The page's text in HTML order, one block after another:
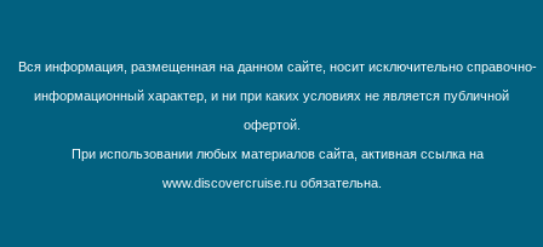
Вся информация, размещенная на данном сайте, носит исключительно справочно-
информационный характер, и ни при каких условиях не является публичной
офертой.
При использовании любых материалов сайта, активная ссылка на
www.discovercruise.ru обязательна.